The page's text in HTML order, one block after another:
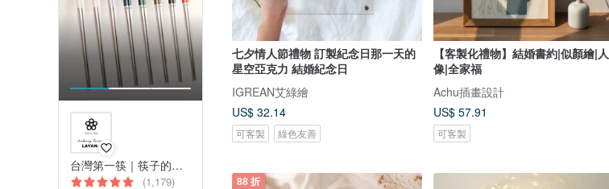
台灣第一筷｜筷子的領導品牌
(1,179)
七夕情人節禮物 訂製紀念日那一天的
星空亞克力 結婚紀念日
IGREAN艾綠繪
US$ 32.14
可客製 綠色友善
【客製化禮物】結婚書約|似顏繪|人
像|全家福
Achu插畫設計
US$ 57.91
可客製
88 折